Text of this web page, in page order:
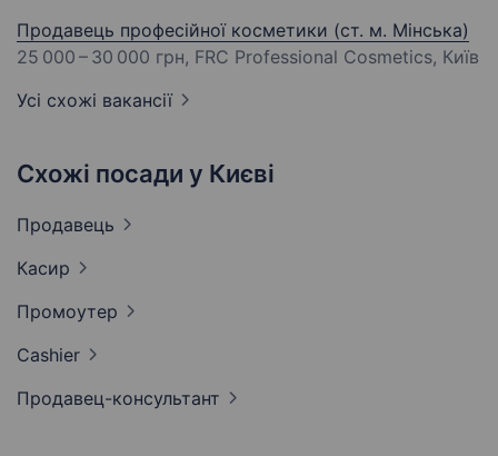
Продавець професійної косметики (ст. м. Мінська)
25 000 – 30 000 грн, FRC Professional Cosmetics, Київ
Усі схожі вакансії
Схожі посади у Києві
Продавець
Касир
Промоутер
Cashier
Продавец-консультант